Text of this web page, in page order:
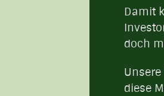
Damit
doch
diese